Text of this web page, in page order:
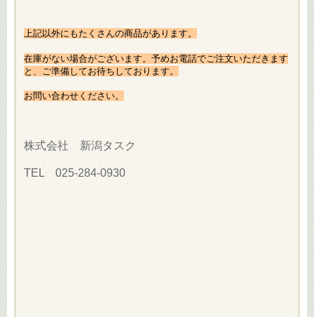
上記以外にもたくさんの商品があります。
在庫がない場合がございます。予めお電話でご注文いただきます
と、ご準備してお待ちしております。
お問い合わせください。
株式会社 新潟タスク
TEL 025-284-0930